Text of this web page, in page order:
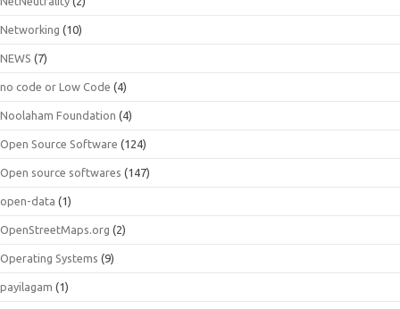
Networking (10)
NEWS (7)
no code or Low Code (4)
Noolaham Foundation (4)
Open Source Software (124)
Open source softwares (147)
open-data (1)
OpenStreetMaps.org (2)
Operating Systems (9)
payilagam (1)